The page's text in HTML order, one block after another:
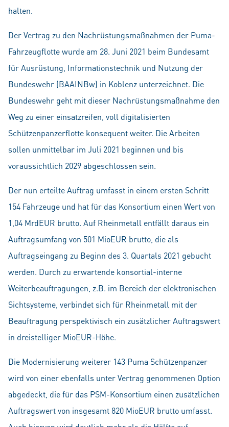
halten.
Der Vertrag zu den Nachrüstungsmaßnahmen der Puma-
Fahrzeugflotte wurde am 28. Juni 2021 beim Bundesamt
für Ausrüstung, Informationstechnik und Nutzung der
Bundeswehr (BAAINBw) in Koblenz unterzeichnet. Die
Bundeswehr geht mit dieser Nachrüstungsmaßnahme den
Weg zu einer einsatzreifen, voll digitalisierten
Schützenpanzerflotte konsequent weiter. Die Arbeiten
sollen unmittelbar im Juli 2021 beginnen und bis
voraussichtlich 2029 abgeschlossen sein.
Der nun erteilte Auftrag umfasst in einem ersten Schritt
154 Fahrzeuge und hat für das Konsortium einen Wert von
1,04 MrdEUR brutto. Auf Rheinmetall entfällt daraus ein
Auftragsumfang von 501 MioEUR brutto, die als
Auftragseingang zu Beginn des 3. Quartals 2021 gebucht
werden. Durch zu erwartende konsortial-interne
Weiterbeauftragungen, z.B. im Bereich der elektronischen
Sichtsysteme, verbindet sich für Rheinmetall mit der
Beauftragung perspektivisch ein zusätzlicher Auftragswert
in dreistelliger MioEUR-Höhe.
Die Modernisierung weiterer 143 Puma Schützenpanzer
wird von einer ebenfalls unter Vertrag genommenen Option
abgedeckt, die für das PSM-Konsortium einen zusätzlichen
Auftragswert von insgesamt 820 MioEUR brutto umfasst.